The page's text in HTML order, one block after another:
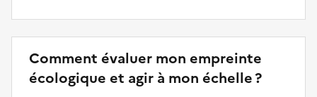
Comment évaluer mon empreinte
écologique et agir à mon échelle ?